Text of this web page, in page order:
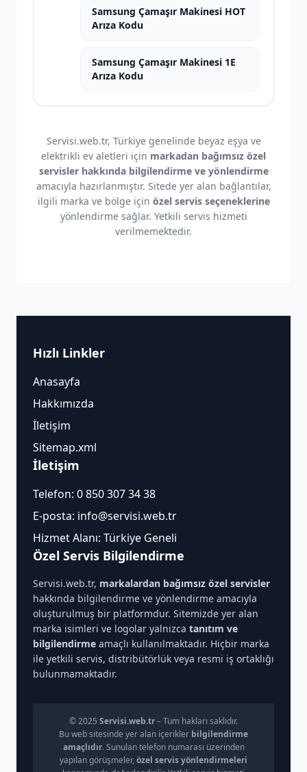
Samsung Çamaşır Makinesi HOT
Arıza Kodu
Samsung Çamaşır Makinesi 1E
Arıza Kodu
Servisi.web.tr, Türkiye genelinde beyaz eşya ve
elektrikli ev aletleri için markadan bağımsız özel
servisler hakkında bilgilendirme ve yönlendirme
amacıyla hazırlanmıştır. Sitede yer alan bağlantılar,
ilgili marka ve bölge için özel servis seçeneklerine
yönlendirme sağlar. Yetkili servis hizmeti
verilmemektedir.
Hızlı Linkler
Anasayfa
Hakkımızda
İletişim
Sitemap.xml
İletişim
Telefon: 0 850 307 34 38
E-posta: info@servisi.web.tr
Hizmet Alanı: Türkiye Geneli
Özel Servis Bilgilendirme
Servisi.web.tr, markalardan bağımsız özel servisler
hakkında bilgilendirme ve yönlendirme amacıyla
oluşturulmuş bir platformdur. Sitemizde yer alan
marka isimleri ve logolar yalnızca tanıtım ve
bilgilendirme amaçlı kullanılmaktadır. Hiçbir marka
ile yetkili servis, distribütörlük veya resmi iş ortaklığı
bulunmamaktadır.
© 2025 Servisi.web.tr– Tüm hakları saklıdır.
Bu web sitesinde yer alan içerikler bilgilendirme
amaçlıdır. Sunulan telefon numarası üzerinden
yapılan görüşmeler, özel servis yönlendirmeleri